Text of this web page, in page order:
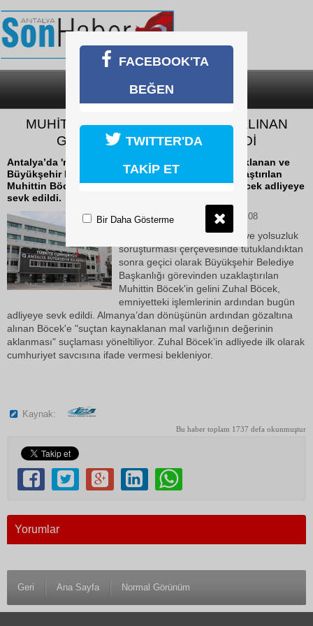
SON DAKİKA
MUHİTTİN BÖCEK’İN GÖZALTINA ALINAN
GELİNİ ADLİYEYE SEVK EDİLDİ
Antalya’da 'rüşvet' soruşturması kapsamında tutuklanan ve
Büyükşehir Belediye Başkanlığı görevinden uzaklaştırılan
Muhittin Böcek'in gözaltına alınan gelini Zuhal Böcek adliyeye
sevk edildi.
31 Temmuz 2025 Perşembe 14:08
Antalya’da yürütülen rüşvet ve yolsuzluk
soruşturması çerçevesinde tutuklandıktan
sonra geçici olarak Büyükşehir Belediye
Başkanlığı görevinden uzaklaştırılan
Muhittin Böcek'in gelini Zuhal Böcek,
emniyetteki işlemlerinin ardından bugün
adliyeye sevk edildi. Almanya’dan dönüşünün ardından gözaltına
alınan Böcek'e "suçtan kaynaklanan mal varlığının değerinin
aklanması" suçlaması yöneltiliyor. Zuhal Böcek’in adliyede ilk olarak
cumhuriyet savcısına ifade vermesi bekleniyor.
Kaynak:
Bu haber toplam 1737 defa okunmuştur
Yorumlar
Geri Ana Sayfa Normal Görünüm
FACEBOOK'TA
BEĞEN
TWITTER'DA
TAKİP ET
Bir Daha Gösterme